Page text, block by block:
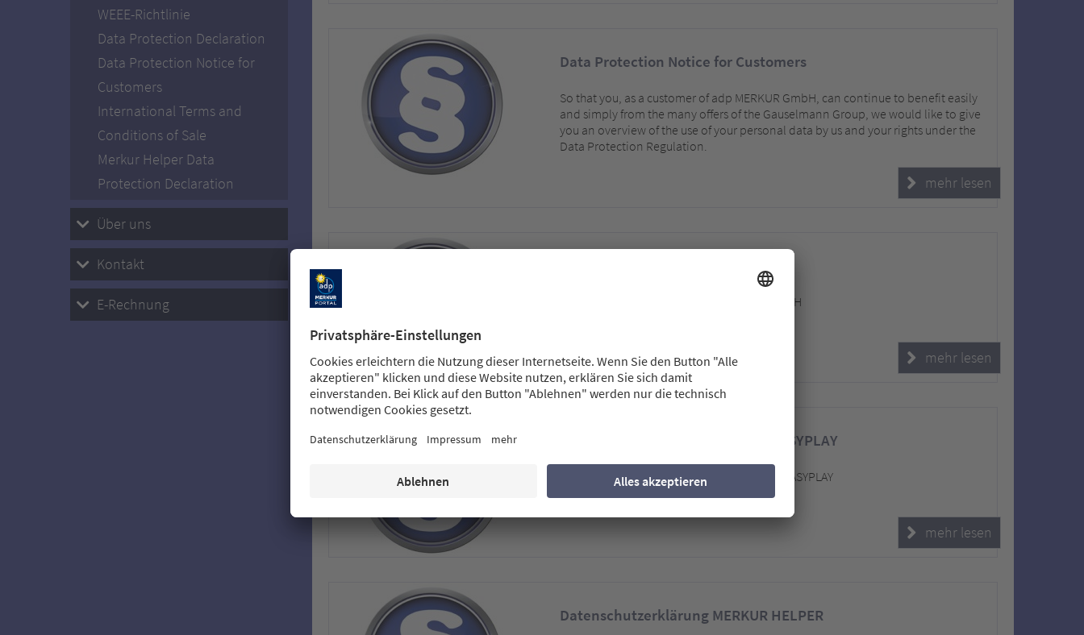
WEEE-Richtlinie
Data Protection Declaration
Data Protection Notice for
Customers
International Terms and
Conditions of Sale
Merkur Helper Data
Protection Declaration
Über uns
Kontakt
E-Rechnung
Data Protection Notice for Customers
So that you, as a customer of adp MERKUR GmbH, can continue to benefit easily
and simply from the many offers of the Gauselmann Group, we would like to give
you an overview of the use of your personal data by us and your rights under the
Data Protection Regulation.
mehr lesen
Datenschutzerklärung der adp MERKUR GmbH
mehr lesen
Datenschutzerklärung MERKUR EASYPLAY
Datenschutzerklärung für die App MERKUR EASYPLAY
mehr lesen
Datenschutzerklärung MERKUR HELPER